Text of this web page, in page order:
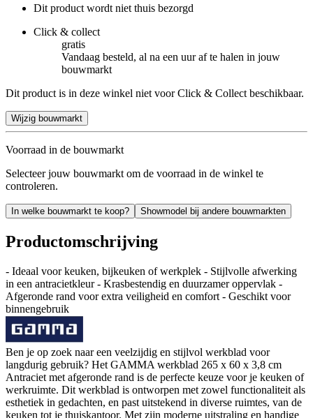
Dit product wordt niet thuis bezorgd
Click & collect
gratis
Vandaag besteld, al na een uur af te halen in jouw
bouwmarkt
Dit product is in deze winkel niet voor Click & Collect beschikbaar.
Wijzig bouwmarkt
Voorraad in de bouwmarkt
Selecteer jouw bouwmarkt om de voorraad in de winkel te
controleren.
In welke bouwmarkt te koop? Showmodel bij andere bouwmarkten
Productomschrijving
- Ideaal voor keuken, bijkeuken of werkplek - Stijlvolle afwerking
in een antracietkleur - Krasbestendig en duurzamer oppervlak -
Afgeronde rand voor extra veiligheid en comfort - Geschikt voor
binnengebruik
Ben je op zoek naar een veelzijdig en stijlvol werkblad voor
langdurig gebruik? Het GAMMA werkblad 265 x 60 x 3,8 cm
Antraciet met afgeronde rand is de perfecte keuze voor je keuken of
werkruimte. Dit werkblad is ontworpen met zowel functionaliteit als
esthetiek in gedachten, en past uitstekend in diverse ruimtes, van de
keuken tot je thuiskantoor. Met zijn moderne uitstraling en handige